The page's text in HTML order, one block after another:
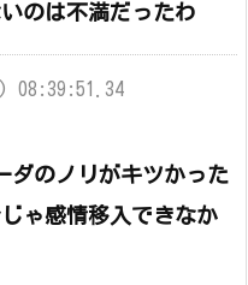
のは不満だったわ
08:39:51.34
ダのノリがキツかった
ゃ感情移入できなか